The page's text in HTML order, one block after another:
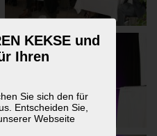
KEKSE und
Ihren
Sie sich den für
Entscheiden Sie,
Webseite